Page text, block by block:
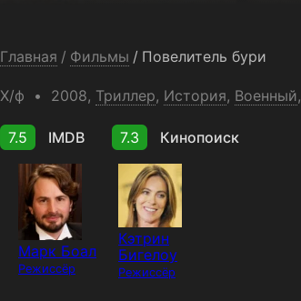
Главная / Фильмы / Повелитель бури
Х/ф 2008, Триллер, История, Военный,
7.5 IMDB 7.3 Кинопоиск
Марк Боал
Режиссёр
Кэтрин
Бигелоу
Режиссёр